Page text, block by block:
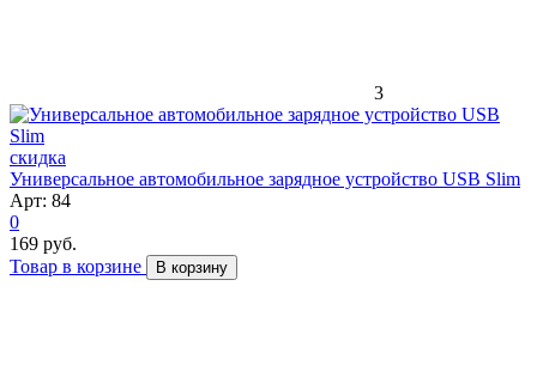
3
скидка
Универсальное автомобильное зарядное устройство USB Slim
Арт: 84
0
169 руб.
Товар в корзине
В корзину